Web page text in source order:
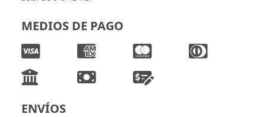
MEDIOS DE PAGO
ENVÍOS